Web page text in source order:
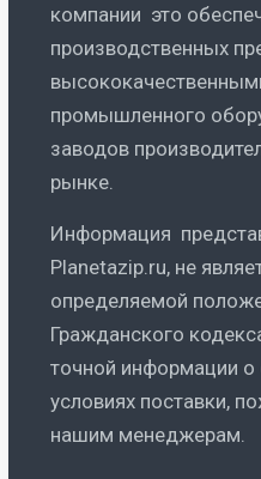
компании это
производственных
промышленного
заводов
рынке.
Информация
Planetazip.ru, не
определяемой
Гражданского
точной информации о
условиях поставки,
нашим менеджерам.